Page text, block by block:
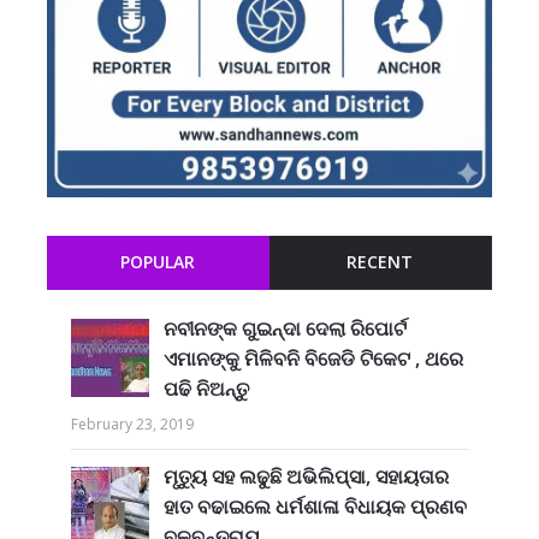
POPULAR RECENT
ନବୀନଙ୍କ ଗୁଇନ୍ଦା ଦେଲା ରିପୋର୍ଟ
ଏମାନଙ୍କୁ ମିଳିବନି ବିଜେଡି ଟିକେଟ , ଥରେ
ପଢି ନିଅନ୍ତୁ
February 23, 2019
ମୃତ୍ୟୁ ସହ ଲଢୁଛି ଅଭିଲିପ୍ସା, ସହାୟତାର
ହାତ ବଢାଇଲେ ଧର୍ମଶାଳା ବିଧାୟକ ପ୍ରଣବ